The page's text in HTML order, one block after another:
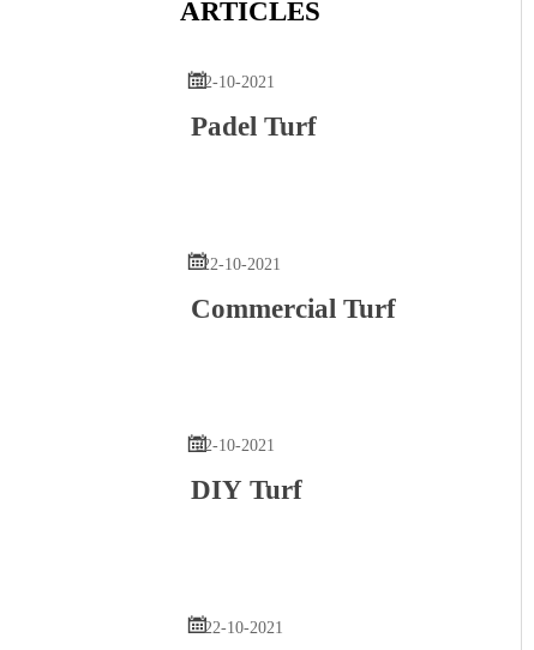
ARTICLES
22-10-2021
Padel Turf
22-10-2021
Commercial Turf
22-10-2021
DIY Turf
22-10-2021